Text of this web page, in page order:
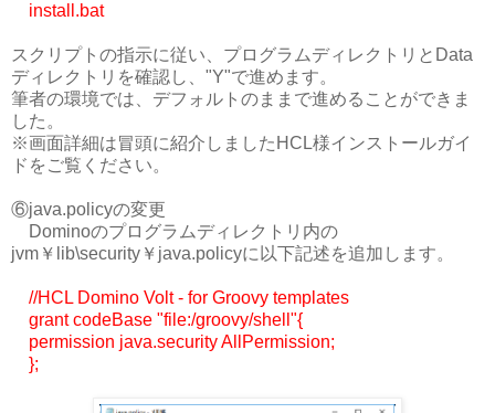
install.bat
スクリプトの指示に従い、プログラムディレクトリとData
ディレクトリを確認し、"Y"で進めます。
筆者の環境では、デフォルトのままで進めることができま
した。
※画面詳細は冒頭に紹介しましたHCL様インストールガイ
ドをご覧ください。
⑥java.policyの変更
Dominoのプログラムディレクトリ内の
jvm￥lib\security￥java.policyに以下記述を追加します。
//HCL Domino Volt - for Groovy templates
grant codeBase "file:/groovy/shell"{
permission java.security AllPermission;
};